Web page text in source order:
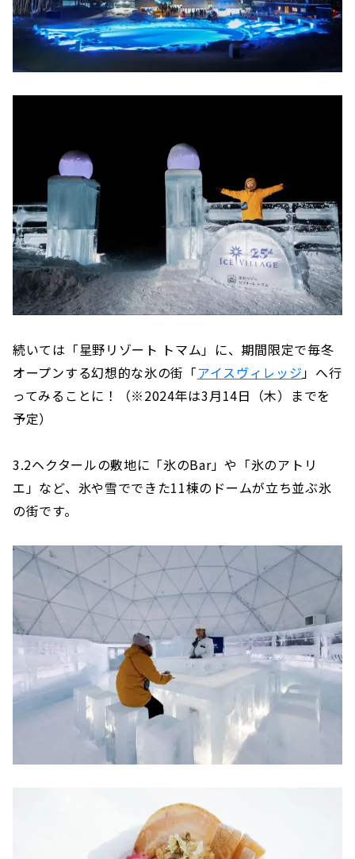
続いては「星野リゾート トマム」に、期間限定で毎冬
オープンする幻想的な氷の街「アイスヴィレッジ 」へ行
ってみることに！（※2024年は3月14日（木）までを
予定）
3.2ヘクタールの敷地に「氷のBar」や「氷のアトリ
エ」など、氷や雪でできた11棟のドームが立ち並ぶ氷
の街です。